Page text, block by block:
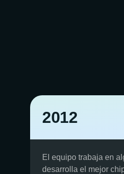
2012
El equipo trabaja en
desarrolla el mejor